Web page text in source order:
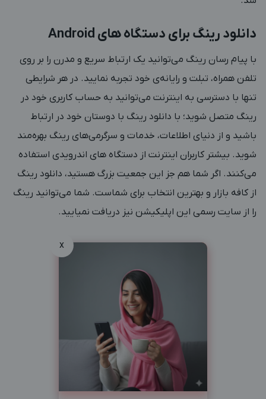
دانلود رینگ برای دستگاه های Android
با پیام‌ رسان رینگ می‌توانید یک ارتباط سریع و مدرن را بر روی
تلفن همراه، تبلت و رایانه‌ی خود تجربه نمایید. در هر شرایطی
تنها با دسترسی به اینترنت می‌توانید به حساب کاربری خود در
رینگ متصل شوید؛ با دانلود رینگ با دوستان خود در ارتباط
باشید و از دنیای اطلاعات، خدمات و سرگرمی‌های رینگ بهره‌مند
شوید. بیشتر کاربران اینترنت از دستگاه های اندرویدی استفاده
می‌کنند. اگر شما هم جز این جمعیت بزرگ هستید، دانلود رینگ
از کافه بازار و بهترین انتخاب برای شماست. شما می‌توانید رینگ
را از سایت رسمی این اپلیکیشن نیز دریافت نمیایید.
x